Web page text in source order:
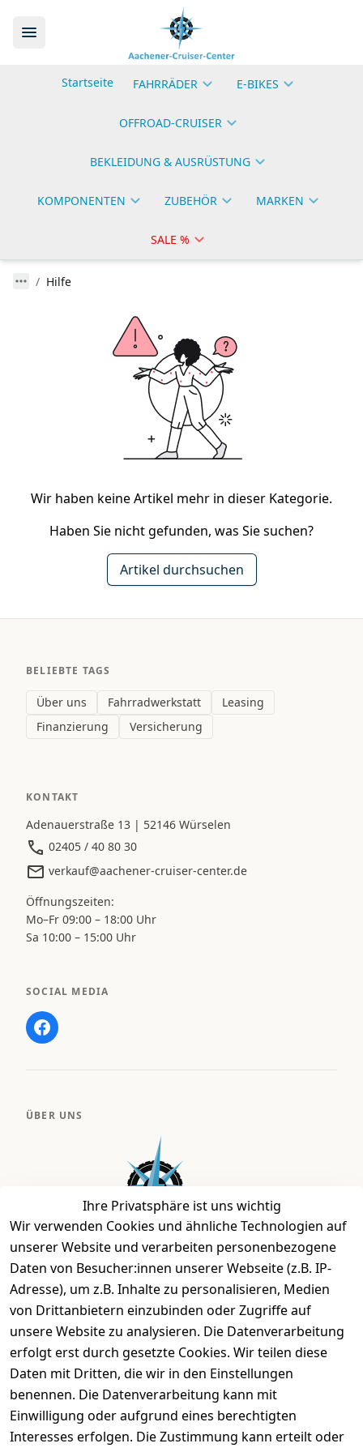
Startseite FAHRRÄDER E-BIKES
OFFROAD-CRUISER
BEKLEIDUNG & AUSRÜSTUNG
KOMPONENTEN ZUBEHÖR MARKEN
SALE %
Hilfe
Wir haben keine Artikel mehr in dieser Kategorie.
Haben Sie nicht gefunden, was Sie suchen?
Artikel durchsuchen
Ihre Privatsphäre ist uns wichtig
Wir verwenden Cookies und ähnliche Technologien auf
unserer Website und verarbeiten personenbezogene
Daten von Besucher:innen unserer Webseite (z.B. IP-
Adresse), um z.B. Inhalte zu personalisieren, Medien
von Drittanbietern einzubinden oder Zugriffe auf
unsere Website zu analysieren. Die Datenverarbeitung
erfolgt erst durch gesetzte Cookies. Wir teilen diese
Daten mit Dritten, die wir in den Einstellungen
benennen. Die Datenverarbeitung kann mit
Einwilligung oder aufgrund eines berechtigten
Interesses erfolgen. Die Zustimmung kann erteilt oder
BELIEBTE TAGS
Über uns Fahrradwerkstatt
Leasing
Finanzierung
Versicherung
KONTAKT
Adenauerstraße 13 | 52146 Würselen
02405 / 40 80 30
verkauf@aachener-cruiser-center.de
Öffnungszeiten:
Mo–Fr 09:00 – 18:00 Uhr
Sa 10:00 – 15:00 Uhr
SOCIAL MEDIA
ÜBER UNS
Bei uns findest Du das richtige Fahrgefühl. Auf über
2.400 m² bieten wir Dir die beste Beratung zu
Kinderfahrrädern über E-MTBs bis hin zu
Lastenfahrrädern und Elektrorollern.
EINKAUFEN
› Fahrrad Aachen
Zahlungs- und Versandbedingungen